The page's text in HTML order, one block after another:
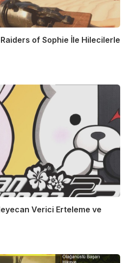
of Sophie İle Hilecilerle
Verici Erteleme ve